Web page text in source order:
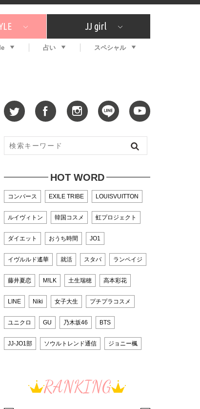
れどこの"？ プチプラ プレゼント
部試してみた What's NEW？ 特集
エンタメ プレゼント
恋愛
JJ girl
特集 おしゃラン！
占い スペシャル
HOT WORD
コンバース EXILE TRIBE LOUISVUITTON
ルイヴィトン 韓国コスメ 虹プロジェクト
ダイエット おうち時間 JO1
イヴルルド遙華 就活 スタバ ランペイジ
藤井夏恋 M!LK 土生瑞穂 高本彩花
LINE Niki 女子大生 プチプラコスメ
ユニクロ GU 乃木坂46 BTS
JJ-JO1部 ソウルトレンド通信 ジョニー楓
RANKING